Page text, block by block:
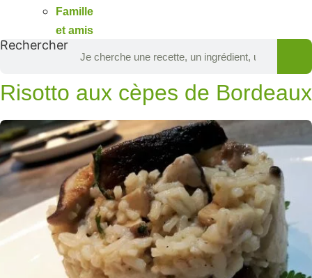
Famille
et amis
Rechercher
Risotto aux cèpes de Bordeaux